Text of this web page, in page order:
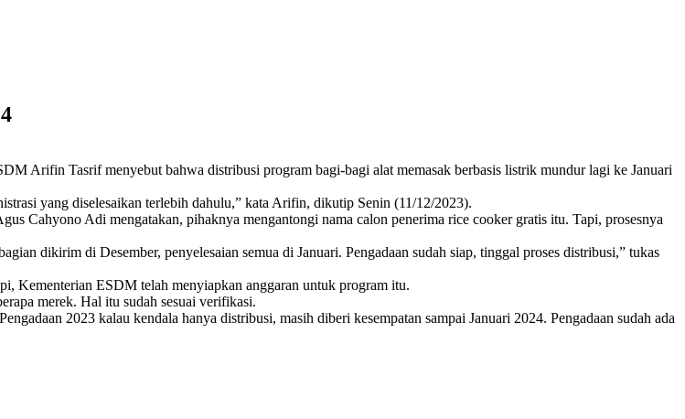
Arifin Tasrif menyebut bahwa distribusi program bagi-bagi alat memasak berbasis listrik mundur lagi ke Januari
yang diselesaikan terlebih dahulu,” kata Arifin, dikutip Senin (11/12/2023).
Cahyono Adi mengatakan, pihaknya mengantongi nama calon penerima rice cooker gratis itu. Tapi, prosesnya
dikirim di Desember, penyelesaian semua di Januari. Pengadaan sudah siap, tinggal proses distribusi,” tukas
Kementerian ESDM telah menyiapkan anggaran untuk program itu.
merek. Hal itu sudah sesuai verifikasi.
2023 kalau kendala hanya distribusi, masih diberi kesempatan sampai Januari 2024. Pengadaan sudah ada